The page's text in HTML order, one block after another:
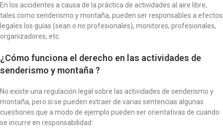
En los accidentes a causa de la práctica de actividades al aire libre,
tales como senderismo y montaña, pueden ser responsables a efectos
legales los guías (sean o no profesionales), monitores, profesionales,
organizadores, etc.
¿Cómo funciona el derecho en las actividades de
senderismo y montaña ?
No existe una regulación legal sobre las actividades de senderismo y
montaña, pero si se pueden extraer de varias sentencias algunas
cuestiones que a modo de ejemplo pueden ser orientativas de cuando
se incurre en responsabilidad: